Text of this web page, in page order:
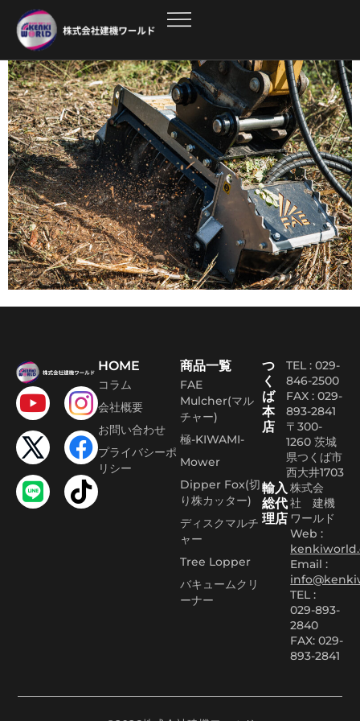
HOME
コラム
会社概要
お問い合わせ
プライバシーポ
リシー
商品一覧
FAE
Mulcher(マル
チャー)
極-KIWAMI-
Mower
Dipper Fox(切
り株カッター)
ディスクマルチ
ャー
Tree Lopper
バキュームクリ
ーナー
つ
く
ば
本
店
TEL : 029-
846-2500
FAX : 029-
893-2841
〒300-
1260 茨城
県つくば市
西大井1703
輸入
総代
理店
株式会
社 建機
ワールド
Web :
Email :
TEL :
029-893-
2840
FAX: 029-
893-2841